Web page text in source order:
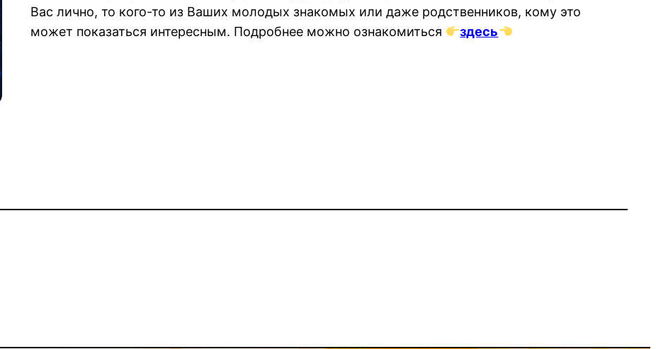
Вас лично, то кого-то из Ваших молодых знакомых или даже родственников, кому это
может показаться интересным. Подробнее можно ознакомиться
здесь